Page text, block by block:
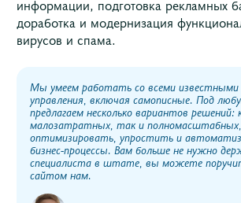
информации, подготовка рекламных
доработка и модернизация
вирусов и спама.
Мы умеем работать со всеми
управления, включая самописные. Под
предлагаем несколько вариантов
малозатратных, так и
оптимизировать, упростить и
бизнес-процессы. Вам больше не нужно
специалиста в штате, вы можете
сайтом нам.